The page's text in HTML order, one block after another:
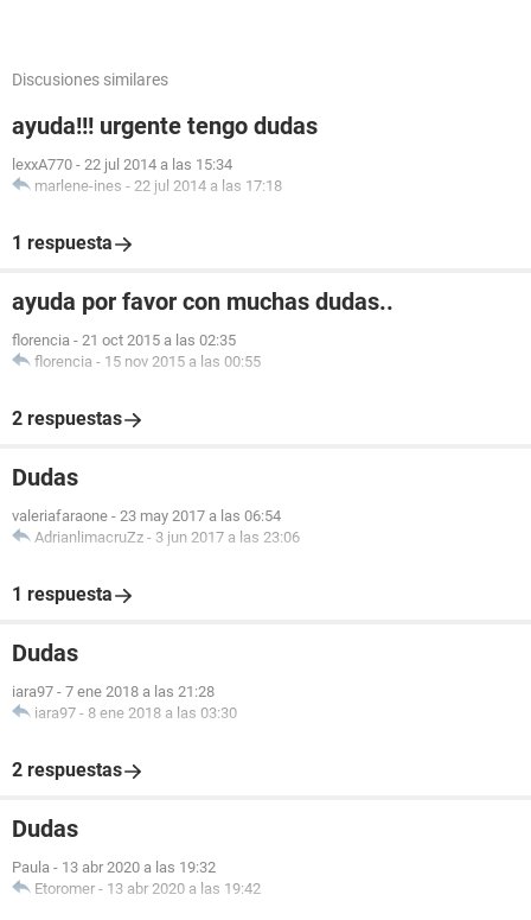
Discusiones similares
ayuda!!! urgente tengo dudas
lexxA770 - 22 jul 2014 a las 15:34
marlene-ines - 22 jul 2014 a las 17:18
1 respuesta
ayuda por favor con muchas dudas..
florencia - 21 oct 2015 a las 02:35
florencia - 15 nov 2015 a las 00:55
2 respuestas
Dudas
valeriafaraone - 23 may 2017 a las 06:54
AdrianlimacruZz - 3 jun 2017 a las 23:06
1 respuesta
Dudas
iara97 - 7 ene 2018 a las 21:28
iara97 - 8 ene 2018 a las 03:30
2 respuestas
Dudas
Paula - 13 abr 2020 a las 19:32
Etoromer - 13 abr 2020 a las 19:42